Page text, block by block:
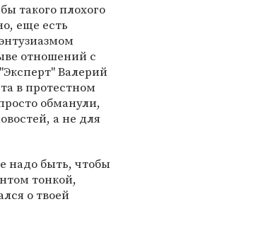
такого плохого
еще есть
отношений с
Валерий
в протестном
обманули,
а не для
надо быть, чтобы
тонкой,
о твоей